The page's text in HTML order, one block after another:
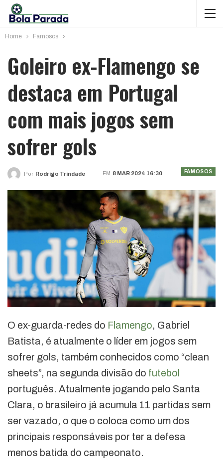
Home Famosos
Goleiro ex-Flamengo se
destaca em Portugal
com mais jogos sem
sofrer gols
FAMOSOS
Por Rodrigo Trindade EM 8 MAR 2024 16:30
O ex-guarda-redes do Flamengo, Gabriel
Batista, é atualmente o líder em jogos sem
sofrer gols, também conhecidos como “clean
sheets”, na segunda divisão do futebol
português. Atualmente jogando pelo Santa
Clara, o brasileiro já acumula 11 partidas sem
ser vazado, o que o coloca como um dos
principais responsáveis por ter a defesa
menos batida do campeonato.